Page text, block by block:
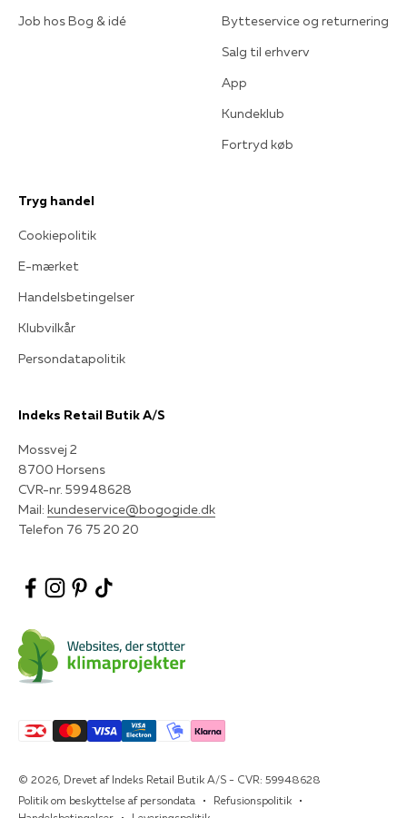
Job hos Bog & idé
Bytteservice og returnering
Salg til erhverv
App
Kundeklub
Fortryd køb
Tryg handel
Cookiepolitik
E-mærket
Handelsbetingelser
Klubvilkår
Persondatapolitik
Indeks Retail Butik A/S
Mossvej 2
8700 Horsens
CVR-nr. 59948628
Mail: kundeservice@bogogide.dk
Telefon 76 75 20 20
© 2026, Drevet af Indeks Retail Butik A/S - CVR: 59948628
Politik om beskyttelse af persondata
Refusionspolitik